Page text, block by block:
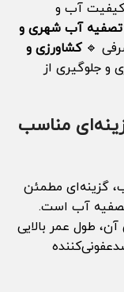
آب و
آب شهری و
🔹کشاورزی و
و جلوگیری از
گزینه‌ای مناسب
گزینه‌ای مطمئن
تصفیه آب است.
طول عمر بالایی